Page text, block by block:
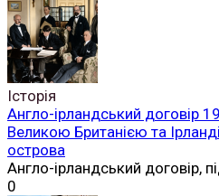
Історія
Англо-ірландський договір
Великою Британією та
острова
Англо-ірландський договір,
0